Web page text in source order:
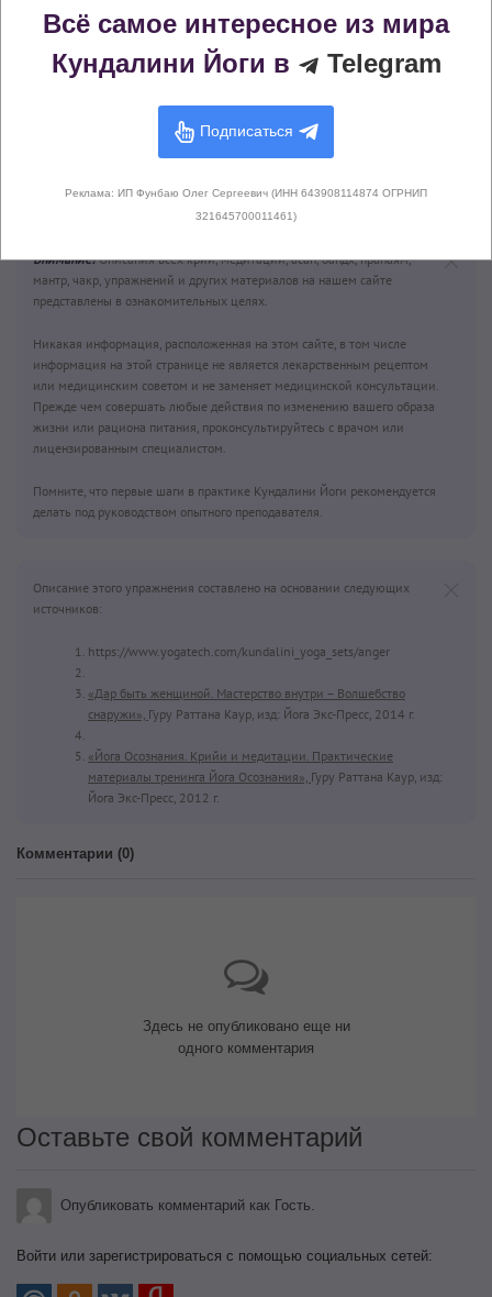
Манипура чакра
Пупочный центр)
Внимание!Описания всех крий, медитаций, асан, бандх, пранаям,
мантр, чакр, упражнений и других материалов на нашем сайте
представлены в ознакомительных целях.
Никакая информация, расположенная на этом сайте, в том числе
информация на этой странице не является лекарственным рецептом
или медицинским советом и не заменяет медицинской консультации.
Прежде чем совершать любые действия по изменению вашего образа
жизни или рациона питания, проконсультируйтесь с врачом или
лицензированным специалистом.
Помните, что первые шаги в практике Кундалини Йоги рекомендуется
делать под руководством опытного преподавателя.
Описание этого упражнения составлено на основании следующих
источников:
https://www.yogatech.com/kundalini_yoga_sets/anger
«Дар быть женщиной. Мастерство внутри – Волшебство
снаружи», Гуру Раттана Каур, изд: Йога Экс-Пресс, 2014 г.
«Йога Осознания. Крийи и медитации. Практические
материалы тренинга Йога Осознания», Гуру Раттана Каур, изд:
Йога Экс-Пресс, 2012 г.
Комментарии (0)
Здесь не опубликовано еще ни
одного комментария
Оставьте свой комментарий
Опубликовать комментарий как Гость.
Войти или зарегистрироваться с помощью социальных сетей:
Всё самое интересное из мира
Кундалини Йоги в
Telegram
Подписаться
Реклама: ИП Фунбаю Олег Сергеевич (ИНН 643908114874 ОГРНИП
321645700011461)